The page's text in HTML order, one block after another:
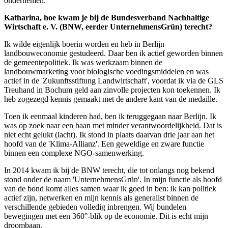
Katharina, hoe kwam je bij de Bundesverband Nachhaltige
Wirtschaft e. V. (BNW, eerder UnternehmensGrün) terecht?
Ik wilde eigenlijk boerin worden en heb in Berlijn
landbouweconomie gestudeerd. Daar ben ik actief geworden binnen
de gemeentepolitiek. Ik was werkzaam binnen de
landbouwmarketing voor biologische voedingsmiddelen en was
actief in de 'Zukunftsstiftung Landwirtschaft', voordat ik via de GLS
Treuhand in Bochum geld aan zinvolle projecten kon toekennen. Ik
heb zogezegd kennis gemaakt met de andere kant van de medaille.
Toen ik eenmaal kinderen had, ben ik teruggegaan naar Berlijn. Ik
was op zoek naar een baan met minder verantwoordelijkheid. Dat is
niet echt gelukt (lacht). Ik stond in plaats daarvan drie jaar aan het
hoofd van de 'Klima-Allianz'. Een geweldige en zware functie
binnen een complexe NGO-samenwerking.
In 2014 kwam ik bij de BNW terecht, die tot onlangs nog bekend
stond onder de naam 'UnternehmensGrün'. In mijn functie als hoofd
van de bond komt alles samen waar ik goed in ben: ik kan politiek
actief zijn, netwerken en mijn kennis als generalist binnen de
verschillende gebieden volledig inbrengen. Wij bundelen
bewegingen met een 360°-blik op de economie. Dit is echt mijn
droombaan.